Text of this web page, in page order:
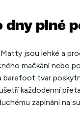
dny plné
jsou lehké a
mačkání nebo
barefoot tvar
každodenní
zapínání na